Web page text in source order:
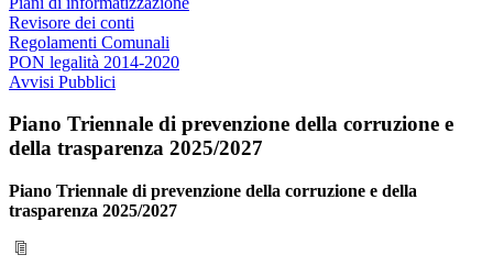
Revisore dei conti
Regolamenti Comunali
PON legalità 2014-2020
Avvisi Pubblici
Piano Triennale di prevenzione della corruzione e
della trasparenza 2025/2027
Piano Triennale di prevenzione della corruzione e della
trasparenza 2025/2027